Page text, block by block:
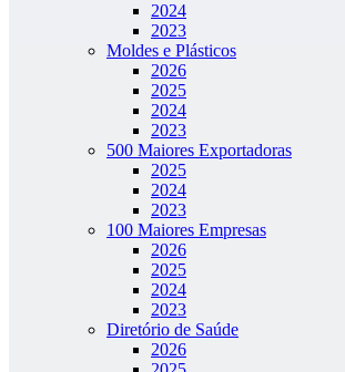
2024
2023
Moldes e Plásticos
2026
2025
2024
2023
500 Maiores Exportadoras
2025
2024
2023
100 Maiores Empresas
2026
2025
2024
2023
Diretório de Saúde
2026